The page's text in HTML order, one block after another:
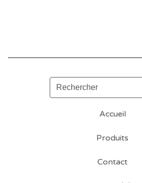
Rechercher
Accueil
Produits
Contact